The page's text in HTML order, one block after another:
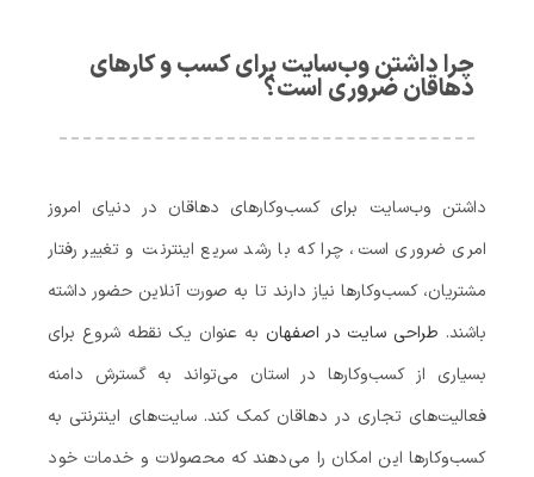
چرا داشتن وب‌سایت برای کسب‌ و کارهای
دهاقان ضروری است؟
داشتن وب‌سایت برای کسب‌وکارهای دهاقان در دنیای امروز
امری ضروری است، چرا که با رشد سریع اینترنت و تغییر رفتار
مشتریان، کسب‌وکارها نیاز دارند تا به صورت آنلاین حضور داشته
باشند. طراحی سایت در اصفهان به عنوان یک نقطه‌ شروع برای
بسیاری از کسب‌وکارها در استان می‌تواند به گسترش دامنه
فعالیت‌های تجاری در دهاقان کمک کند. سایت‌های اینترنتی به
کسب‌وکارها این امکان را می‌دهند که محصولات و خدمات خود